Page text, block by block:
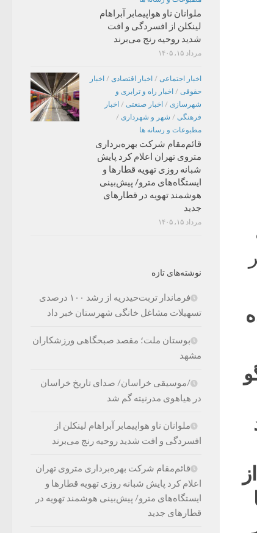
ملوانان ناو هواپیمابر آبراهام
لینکلن از افسردگی و افت
شدید روحیه رنج می‌برند
مرداد ۱۵, ۱۴۰۵
اخبار اجتماعی / اخبار اقتصادی / اخبار
حقوقی / اخبار راه و ترابری و
شهرسازی / اخبار صنعتی / اخبار
فرهنگی / شهر و شهرداری /
مطبوعات و رسانه ها
قائم‌مقام شرکت بهره‌برداری
متروی تهران اعلام کرد پایش
شبانه روزی تهویه قطارها و
ایستگاه‌های مترو/ پیش‌بینی
هوشمند تهویه در قطارهای
جدید
مرداد ۱۵, ۱۴۰۵
نوشته‌های تازه
فرماندار تربت‌حیدریه از رشد ۱۰۰ درصدی
تسهیلات مشاغل خانگی شهرستان خبر داد
بوستان ملت؛ مقصد صبحگاهی ورزشکاران
مشهد
/موسیقی خراسان/ صدای تاریخ خراسان
در هیاهوی مدرنیته گم شد
ملوانان ناو هواپیمابر آبراهام لینکلن از
افسردگی و افت شدید روحیه رنج می‌برند
قائم‌مقام شرکت بهره‌برداری متروی تهران
اعلام کرد پایش شبانه روزی تهویه قطارها و
ایستگاه‌های مترو/ پیش‌بینی هوشمند تهویه در
قطارهای جدید